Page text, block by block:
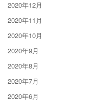
2020年12月
2020年11月
2020年10月
2020年9月
2020年8月
2020年7月
2020年6月